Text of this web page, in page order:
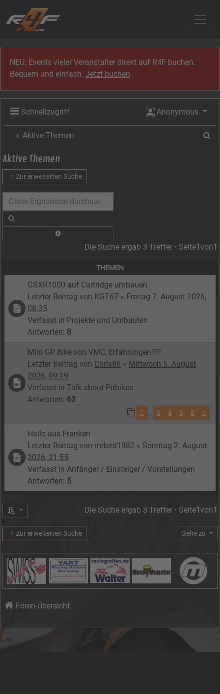
NEU: Events vieler Veranstalter direkt auf R4F buchen.
Bequem und einfach.Jetzt buchen
Schnellzugriff Anonymous
Aktive Themen
Aktive Themen
Zur erweiterten Suche
Die Suche ergab 3 Treffer • Seite1von1
THEMEN
GSXR1000 auf Cartridge umbauen
Letzter Beitrag von KGT67 « Freitag 7. August 2026,
08:35
Verfasst in Projekte und Umbauten
Antworten: 8
Mini GP Bike von VMC, Erfahrungen?!?
Letzter Beitrag von Chris86 « Mittwoch 5. August
2026, 09:19
Verfasst inTalk about Pitbikes
Antworten: 63
1 … 3 4 5 6 7
Hallo aus Franken
Letzter Beitrag von mrbird1982 « Sonntag 2. August
2026, 21:55
Verfasst in Anfänger / Einsteiger / Vorstellungen
Antworten: 5
Die Suche ergab 3 Treffer • Seite1von1
Zur erweiterten Suche Gehe zu
Foren-Übersicht